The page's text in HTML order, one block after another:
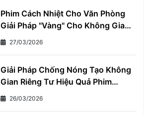
Phim Cách Nhiệt Cho Văn Phòng
Giải Pháp "Vàng" Cho Không Gian
Làm Việc Thoải Mái và Hiệu Quả
27/03/2026
Giải Pháp Chống Nóng Tạo Không
Gian Riêng Tư Hiệu Quả Phim
Cách Nhiệt Một Chiều
26/03/2026